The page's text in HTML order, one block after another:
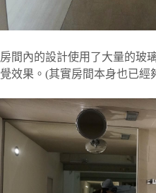
房間內的設計使用了大量的玻
覺效果。(其實房間本身也已經